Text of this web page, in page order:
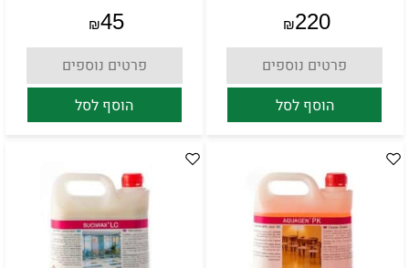
₪220
פרטים נוספים
הוסף לסל
₪45
פרטים נוספים
הוסף לסל